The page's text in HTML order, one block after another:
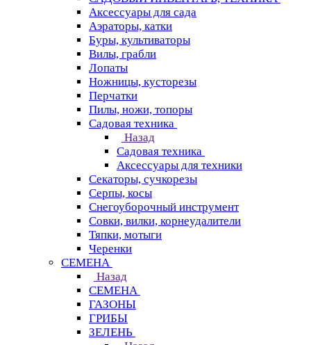
Аксессуары для сада
Аэраторы, катки
Буры, культиваторы
Вилы, грабли
Лопаты
Ножницы, кусторезы
Перчатки
Пилы, ножи, топоры
Садовая техника
Назад
Садовая техника
Аксессуары для техники
Секаторы, сучкорезы
Серпы, косы
Снегоуборочный инструмент
Совки, вилки, корнеудалители
Тяпки, мотыги
Черенки
СЕМЕНА
Назад
СЕМЕНА
ГАЗОНЫ
ГРИБЫ
ЗЕЛЕНЬ